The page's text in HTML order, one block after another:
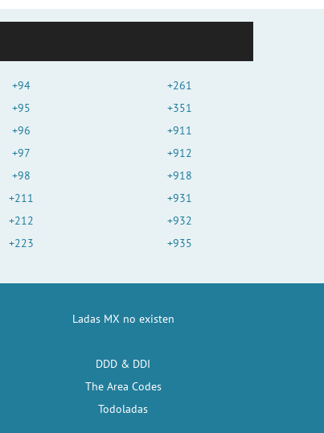
+94
+95
+96
+97
+98
+211
+212
+223
+261
+351
+911
+912
+918
+931
+932
+935
Ladas MX no existen
DDD & DDI
The Area Codes
Todoladas